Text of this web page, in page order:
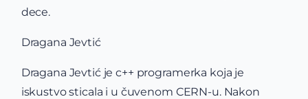
dece.
Dragana Jevtić
Dragana Jevtić je c++ programerka koja je
iskustvo sticala i u čuvenom CERN-u. Nakon